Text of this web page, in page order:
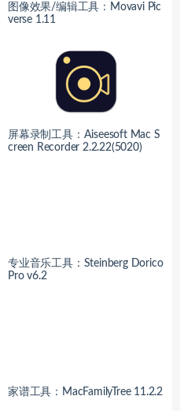
图像效果/编辑工具：Movavi Pic
verse 1.11
屏幕录制工具：Aiseesoft Mac S
creen Recorder 2.2.22(5020)
专业音乐工具：Steinberg Dorico
Pro v6.2
家谱工具：MacFamilyTree 11.2.2